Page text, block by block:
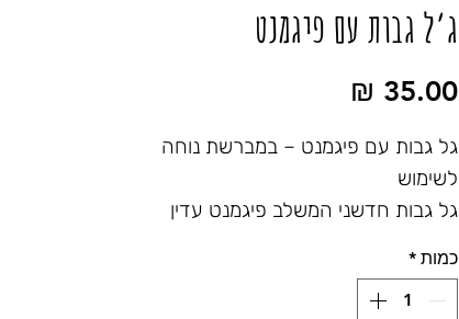
ג׳ל גבות עם פיגמנט
גל גבות עם פיגמנט – במברשת נוחה
לשימוש
גל גבות חדשני המשלב פיגמנט עדין
בתנועה אחת פשוטה. מגיע בבקבוקון
קומפקטי עם מברשת מסקרה נוחה,
כמות *